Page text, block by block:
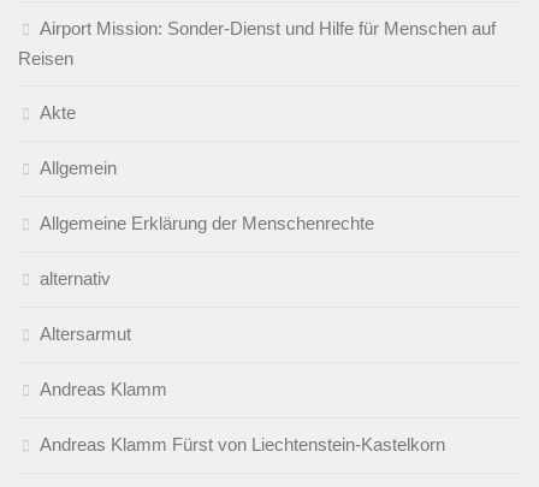
Airport Mission: Sonder-Dienst und Hilfe für Menschen auf
Reisen
Akte
Allgemein
Allgemeine Erklärung der Menschenrechte
alternativ
Altersarmut
Andreas Klamm
Andreas Klamm Fürst von Liechtenstein-Kastelkorn